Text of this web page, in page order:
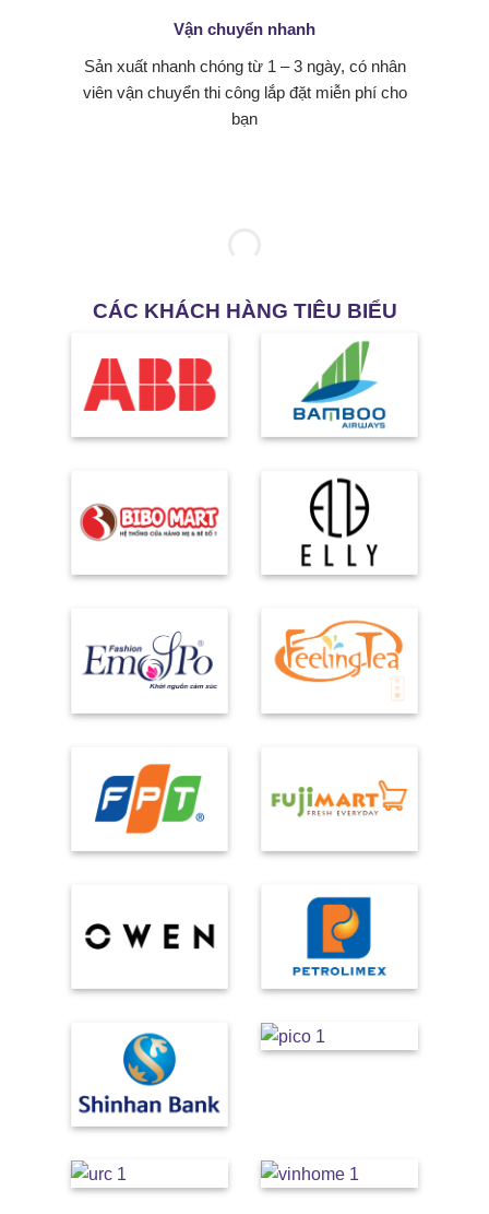
Vận chuyển nhanh
Sản xuất nhanh chóng từ 1 – 3 ngày, có nhân
viên vận chuyển thi công lắp đặt miễn phí cho
bạn
CÁC KHÁCH HÀNG TIÊU BIỂU